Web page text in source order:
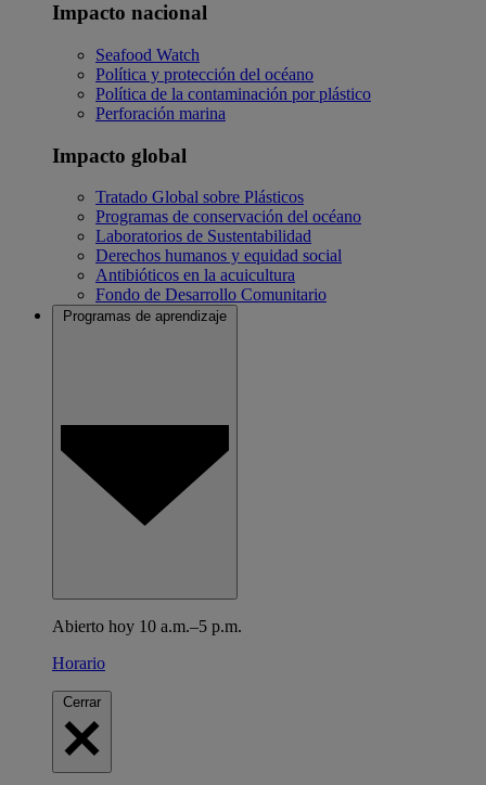
Impacto nacional
Seafood Watch
Política y protección del océano
Política de la contaminación por plástico
Perforación marina
Impacto global
Tratado Global sobre Plásticos
Programas de conservación del océano
Laboratorios de Sustentabilidad
Derechos humanos y equidad social
Antibióticos en la acuicultura
Fondo de Desarrollo Comunitario
Programas de aprendizaje
Abierto hoy 10 a.m.–5 p.m.
Horario
Cerrar